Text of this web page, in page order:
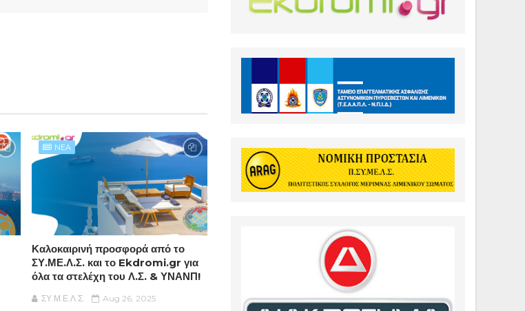
NEA
Καλοκαιρινή προσφορά από το
ΣΥ.ΜΕ.Λ.Σ. και το Ekdromi.gr για
όλα τα στελέχη του Λ.Σ. & ΥΝΑΝΠ!
ΣΥ.Μ.Ε.Λ.Σ. Aug 26, 2025